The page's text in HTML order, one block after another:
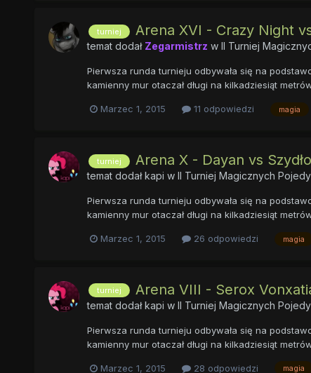
turniej Arena XVI - Crazy Night
temat dodał Zegarmistrz w II Turniej
Pierwsza runda turnieju odbywała się na
kamienny mur otaczał długi na kilkadziesiąt
Marzec 1, 2015 11 odpowiedzi magia
turniej Arena X - Dayan vs
temat dodałkapi w II Turniej Magicznych
Pierwsza runda turnieju odbywała się na
kamienny mur otaczał długi na kilkadziesiąt
Marzec 1, 2015 26 odpowiedzi magia
turniej Arena VIII - Serox
temat dodałkapi w II Turniej Magicznych
Pierwsza runda turnieju odbywała się na
kamienny mur otaczał długi na kilkadziesiąt
Marzec 1, 2015 28 odpowiedzi magia